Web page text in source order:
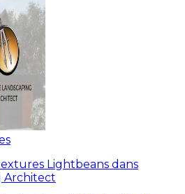
Lightbeans dans
Architect